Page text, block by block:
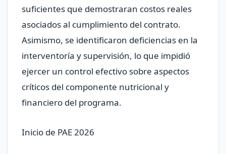
suficientes que demostraran costos reales
asociados al cumplimiento del contrato.
Asimismo, se identificaron deficiencias en la
interventoría y supervisión, lo que impidió
ejercer un control efectivo sobre aspectos
críticos del componente nutricional y
financiero del programa.
Inicio de PAE 2026